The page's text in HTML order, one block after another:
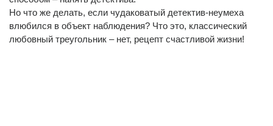
Но что же делать, если чудаковатый детектив-неумеха
влюбился в объект наблюдения? Что это, классический
любовный треугольник – нет, рецепт счастливой жизни!